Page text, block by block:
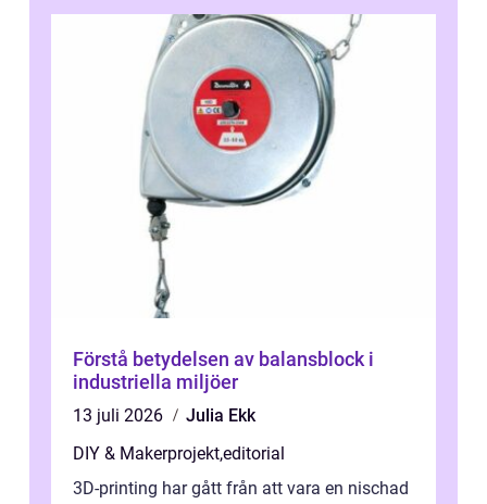
Förstå betydelsen av balansblock i
industriella miljöer
13 juli 2026
Julia Ekk
DIY & Makerprojekt,editorial
3D-printing har gått från att vara en nischad